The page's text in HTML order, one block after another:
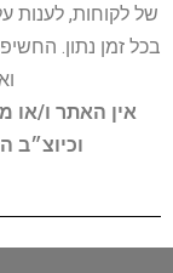
של לקוחות, לענות
בכל זמן נתון.
אין האתר ו/או
וכיוצ״ב